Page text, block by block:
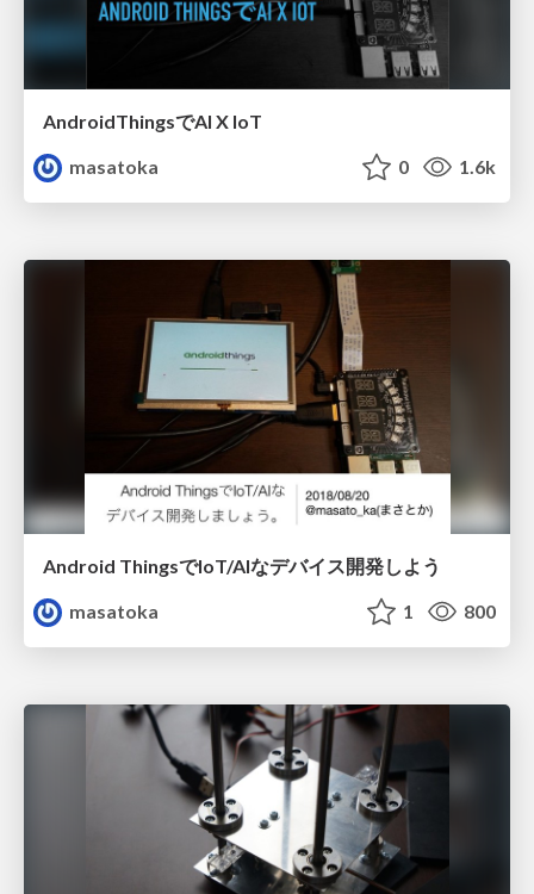
AndroidThingsでAI X IoT
masatoka
0 1.6k
Android ThingsでIoT/AIなデバイス開発しよう
masatoka
1 800